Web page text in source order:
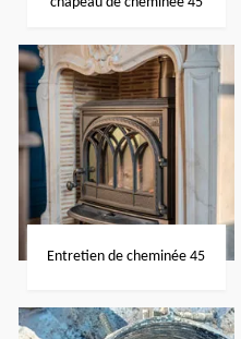
Entretien de cheminée 45